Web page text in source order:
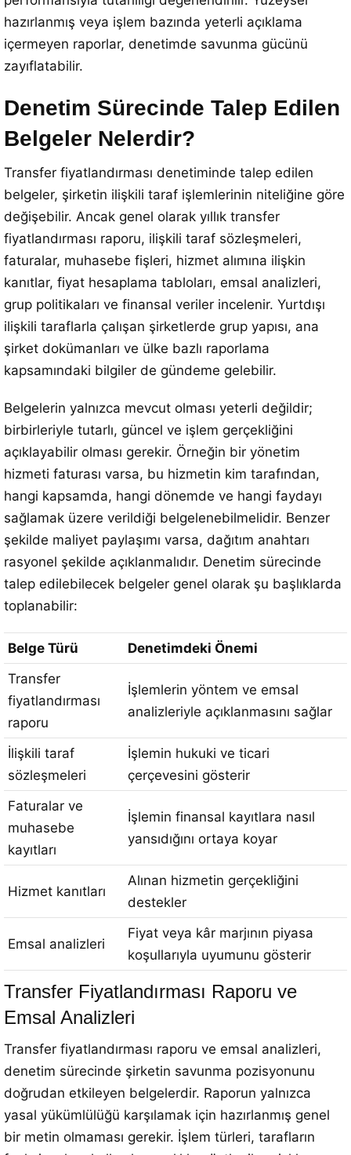
hazırlanmış veya işlem bazında yeterli açıklama
içermeyen raporlar, denetimde savunma gücünü
zayıflatabilir.
Denetim Sürecinde Talep Edilen
Belgeler Nelerdir?
Transfer fiyatlandırması denetiminde talep edilen
belgeler, şirketin ilişkili taraf işlemlerinin niteliğine göre
değişebilir. Ancak genel olarak yıllık transfer
fiyatlandırması raporu, ilişkili taraf sözleşmeleri,
faturalar, muhasebe fişleri, hizmet alımına ilişkin
kanıtlar, fiyat hesaplama tabloları, emsal analizleri,
grup politikaları ve finansal veriler incelenir. Yurtdışı
ilişkili taraflarla çalışan şirketlerde grup yapısı, ana
şirket dokümanları ve ülke bazlı raporlama
kapsamındaki bilgiler de gündeme gelebilir.
Belgelerin yalnızca mevcut olması yeterli değildir;
birbirleriyle tutarlı, güncel ve işlem gerçekliğini
açıklayabilir olması gerekir. Örneğin bir yönetim
hizmeti faturası varsa, bu hizmetin kim tarafından,
hangi kapsamda, hangi dönemde ve hangi faydayı
sağlamak üzere verildiği belgelenebilmelidir. Benzer
şekilde maliyet paylaşımı varsa, dağıtım anahtarı
rasyonel şekilde açıklanmalıdır. Denetim sürecinde
talep edilebilecek belgeler genel olarak şu başlıklarda
toplanabilir:
Belge Türü
Denetimdeki Önemi
Transfer
fiyatlandırması
raporu
İşlemlerin yöntem ve emsal
analizleriyle açıklanmasını sağlar
İlişkili taraf
sözleşmeleri
İşlemin hukuki ve ticari
çerçevesini gösterir
Faturalar ve
muhasebe
kayıtları
İşlemin finansal kayıtlara nasıl
yansıdığını ortaya koyar
Hizmet kanıtları
Alınan hizmetin gerçekliğini
destekler
Emsal analizleri
Fiyat veya kâr marjının piyasa
koşullarıyla uyumunu gösterir
Transfer Fiyatlandırması Raporu ve
Emsal Analizleri
Transfer fiyatlandırması raporu ve emsal analizleri,
denetim sürecinde şirketin savunma pozisyonunu
doğrudan etkileyen belgelerdir. Raporun yalnızca
yasal yükümlülüğü karşılamak için hazırlanmış genel
bir metin olmaması gerekir. İşlem türleri, tarafların